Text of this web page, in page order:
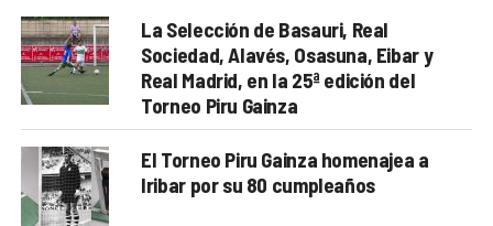
La Selección de Basauri, Real
Sociedad, Alavés, Osasuna, Eibar y
Real Madrid, en la 25ª edición del
Torneo Piru Gainza
El Torneo Piru Gainza homenajea a
Iribar por su 80 cumpleaños